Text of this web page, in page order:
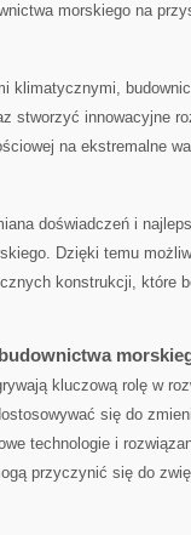
morskiego na
‌klimatycznymi,​
stworzyć innowacyjne⁣
⁢na⁢ ekstremalne
doświadczeń⁤ i
Dzięki temu
konstrukcji, które
kluczową rolę​ w‍
⁤się do⁢
technologie i
przyczynić się⁣ do